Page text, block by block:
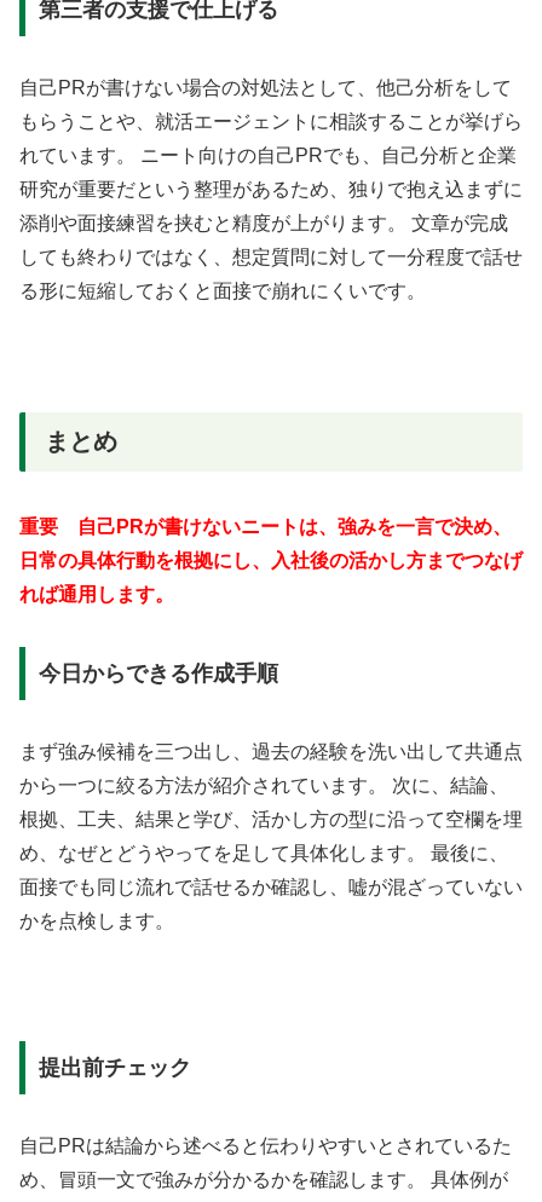
第三者の支援で仕上げる
自己PRが書けない場合の対処法として、他己分析をして
もらうことや、就活エージェントに相談することが挙げら
れています。 ニート向けの自己PRでも、自己分析と企業
研究が重要だという整理があるため、独りで抱え込まずに
添削や面接練習を挟むと精度が上がります。 文章が完成
しても終わりではなく、想定質問に対して一分程度で話せ
る形に短縮しておくと面接で崩れにくいです。
まとめ
重要 自己PRが書けないニートは、強みを一言で決め、
日常の具体行動を根拠にし、入社後の活かし方までつなげ
れば通用します。
今日からできる作成手順
まず強み候補を三つ出し、過去の経験を洗い出して共通点
から一つに絞る方法が紹介されています。 次に、結論、
根拠、工夫、結果と学び、活かし方の型に沿って空欄を埋
め、なぜとどうやってを足して具体化します。 最後に、
面接でも同じ流れで話せるか確認し、嘘が混ざっていない
かを点検します。
提出前チェック
自己PRは結論から述べると伝わりやすいとされているた
め、冒頭一文で強みが分かるかを確認します。 具体例が